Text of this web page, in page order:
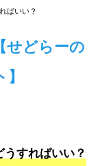
ばいい？
せどらーの
すればいい？